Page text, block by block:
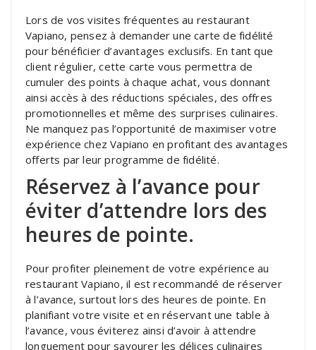
Lors de vos visites fréquentes au restaurant
Vapiano, pensez à demander une carte de fidélité
pour bénéficier d’avantages exclusifs. En tant que
client régulier, cette carte vous permettra de
cumuler des points à chaque achat, vous donnant
ainsi accès à des réductions spéciales, des offres
promotionnelles et même des surprises culinaires.
Ne manquez pas l’opportunité de maximiser votre
expérience chez Vapiano en profitant des avantages
offerts par leur programme de fidélité.
Réservez à l’avance pour
éviter d’attendre lors des
heures de pointe.
Pour profiter pleinement de votre expérience au
restaurant Vapiano, il est recommandé de réserver
à l’avance, surtout lors des heures de pointe. En
planifiant votre visite et en réservant une table à
l’avance, vous éviterez ainsi d’avoir à attendre
longuement pour savourer les délices culinaires